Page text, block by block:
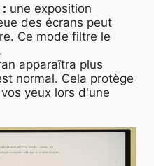
une exposition
des écrans peut
Ce mode filtre le
apparaîtra plus
normal. Cela protège
yeux lors d'une